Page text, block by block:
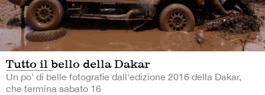
Tutto il bello della Dakar
Un po' di belle fotografie dall'edizione 2016 della Dakar,
che termina sabato 16